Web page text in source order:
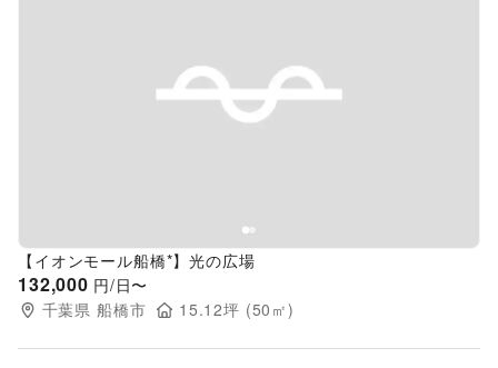
Previous slide
【イオンモール船橋*】光の広場
132,000 円/日〜
千葉県 船橋市 15.12坪 (50 ㎡)